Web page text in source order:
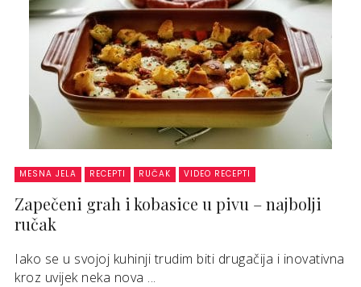
MESNA JELA RECEPTI RUČAK VIDEO RECEPTI
Zapečeni grah i kobasice u pivu – najbolji
ručak
Iako se u svojoj kuhinji trudim biti drugačija i inovativna
kroz uvijek neka nova ...